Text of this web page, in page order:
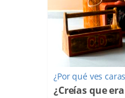
¿Por qué ves
¿Creías que